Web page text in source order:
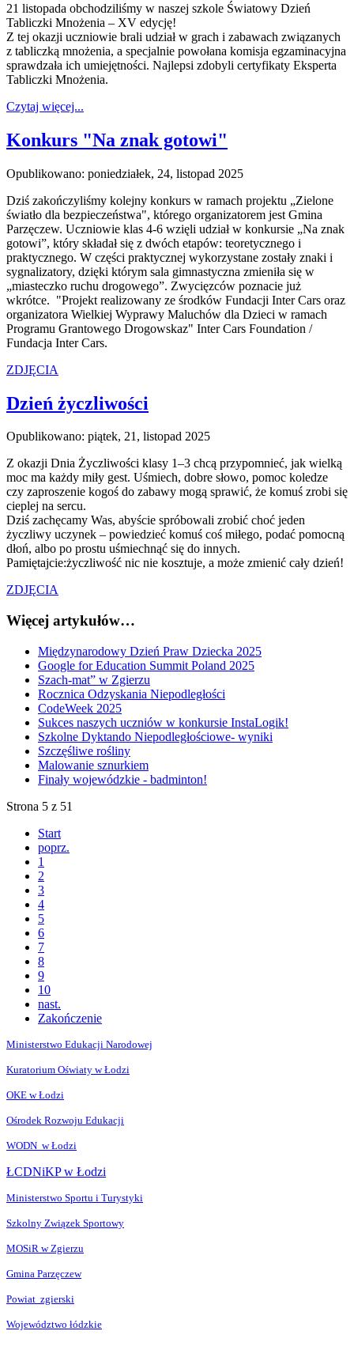
21 listopada obchodziliśmy w naszej szkole Światowy Dzień
Tabliczki Mnożenia – XV edycję!
Z tej okazji uczniowie brali udział w grach i zabawach związanych
z tabliczką mnożenia, a specjalnie powołana komisja egzaminacyjna
sprawdzała ich umiejętności. Najlepsi zdobyli certyfikaty Eksperta
Tabliczki Mnożenia.
Czytaj więcej...
Konkurs "Na znak gotowi"
Opublikowano: poniedziałek, 24, listopad 2025
Dziś zakończyliśmy kolejny konkurs w ramach projektu „Zielone
światło dla bezpieczeństwa", którego organizatorem jest Gmina
Parzęczew. Uczniowie klas 4-6 wzięli udział w konkursie „Na znak
gotowi”, który składał się z dwóch etapów: teoretycznego i
praktycznego. W części praktycznej wykorzystane zostały znaki i
sygnalizatory, dzięki którym sala gimnastyczna zmieniła się w
„miasteczko ruchu drogowego”. Zwycięzców poznacie już
wkrótce. "Projekt realizowany ze środków Fundacji Inter Cars oraz
organizatora Wielkiej Wyprawy Maluchów dla Dzieci w ramach
Programu Grantowego Drogowskaz" Inter Cars Foundation /
Fundacja Inter Cars.
ZDJĘCIA
Dzień życzliwości
Opublikowano: piątek, 21, listopad 2025
Z okazji Dnia Życzliwości klasy 1–3 chcą przypomnieć, jak wielką
moc ma każdy miły gest. Uśmiech, dobre słowo, pomoc koledze
czy zaproszenie kogoś do zabawy mogą sprawić, że komuś zrobi się
cieplej na sercu.
Dziś zachęcamy Was, abyście spróbowali zrobić choć jeden
życzliwy uczynek – powiedzieć komuś coś miłego, podać pomocną
dłoń, albo po prostu uśmiechnąć się do innych.
Pamiętajcie:życzliwość nic nie kosztuje, a może zmienić cały dzień!
ZDJĘCIA
Więcej artykułów…
Międzynarodowy Dzień Praw Dziecka 2025
Google for Education Summit Poland 2025
Szach-mat” w Zgierzu
Rocznica Odzyskania Niepodległości
CodeWeek 2025
Sukces naszych uczniów w konkursie InstaLogik!
Szkolne Dyktando Niepodległościowe- wyniki
Szczęśliwe rośliny
Malowanie sznurkiem
Finały wojewódzkie - badminton!
Strona 5 z 51
Start
poprz.
1
2
3
4
5
6
7
8
9
10
nast.
Zakończenie
Ministerstwo Edukacji Narodowej
Kuratorium Oświaty w Łodzi
OKE w Łodzi
Ośrodek Rozwoju Edukacji
WODN w Łodzi
ŁCDNiKP w Łodzi
Ministerstwo Sportu i Turystyki
Szkolny Związek Sportowy
MOSiR w Zgierzu
Gmina Parzęczew
Powiat zgierski
Województwo łódzkie